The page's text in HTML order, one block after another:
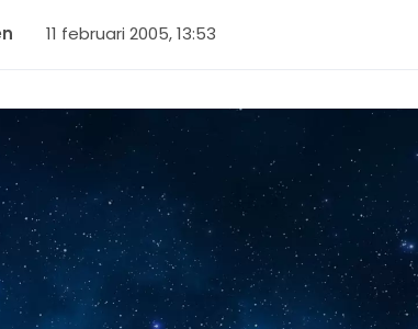
11 februari 2005, 13:53